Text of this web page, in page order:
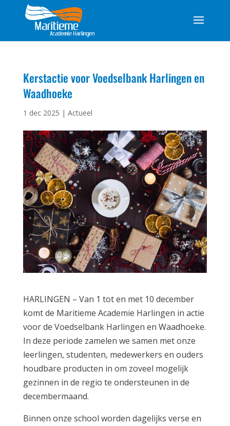
Kerstactie voor Voedselbank Harlingen en
Waadhoeke
1 dec 2025 | Actueel
HARLINGEN – Van 1 tot en met 10 december
komt de Maritieme Academie Harlingen in actie
voor de Voedselbank Harlingen en Waadhoeke.
In deze periode zamelen we samen met onze
leerlingen, studenten, medewerkers en ouders
houdbare producten in om zoveel mogelijk
gezinnen in de regio te ondersteunen in de
decembermaand.
Binnen onze school worden dagelijks verse en